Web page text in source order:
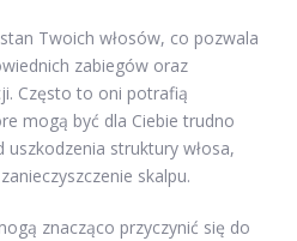
Twoich włosów, co pozwala
zabiegów oraz
Często to oni potrafią
mogą być dla Ciebie trudno
uszkodzenia struktury włosa,
skalpu.
znacząco przyczynić się do